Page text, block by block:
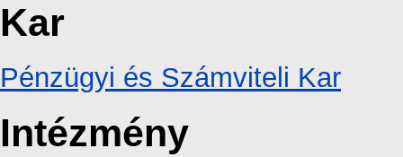
Kar
Pénzügyi és Számviteli Kar
Intézmény